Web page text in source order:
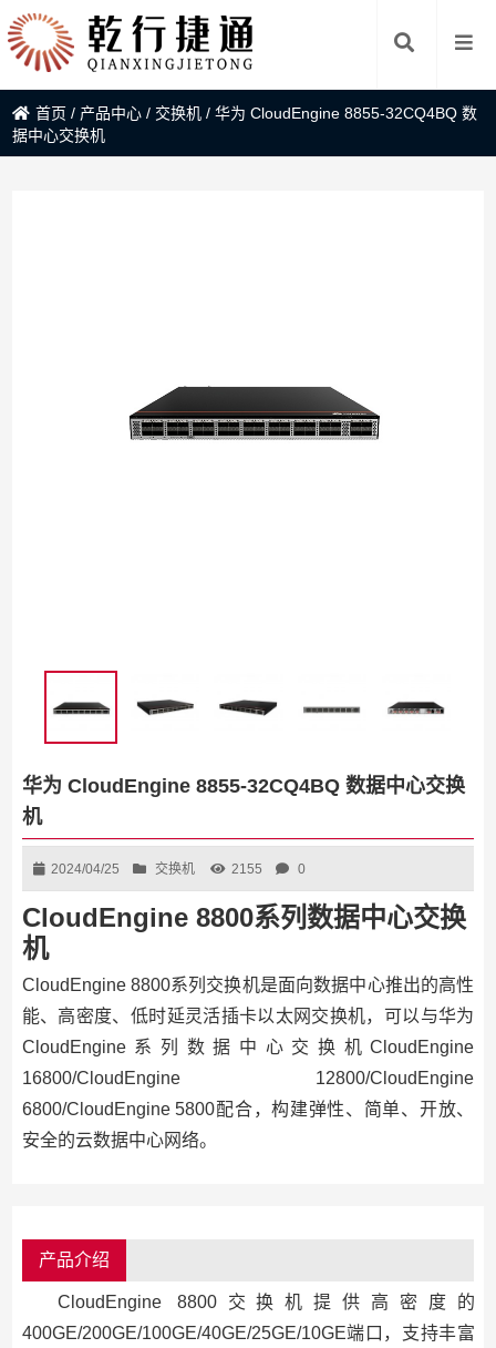
首页 / 产品中心 / 交换机 /华为 CloudEngine 8855-32CQ4BQ 数
据中心交换机
华为 CloudEngine 8855-32CQ4BQ 数据中心交换
机
2024/04/25 交换机 2155 0
CloudEngine 8800系列数据中心交换
机
CloudEngine 8800系列交换机是面向数据中心推出的高性
能、高密度、低时延灵活插卡以太网交换机，可以与华为
CloudEngine系列数据中心交换机CloudEngine
16800/CloudEngine 12800/CloudEngine
6800/CloudEngine 5800配合，构建弹性、简单、开放、
安全的云数据中心网络。
产品介绍
CloudEngine 8800交换机提供高密度的
400GE/200GE/100GE/40GE/25GE/10GE端口，支持丰富